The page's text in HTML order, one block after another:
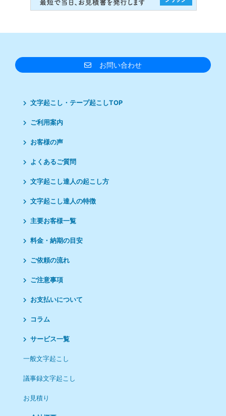
文字起こし・テープ起こしTOP
ご利用案内
お客様の声
よくあるご質問
文字起こし達人の起こし方
文字起こし達人の特徴
主要お客様一覧
料金・納期の目安
ご依頼の流れ
ご注意事項
お支払いについて
コラム
サービス一覧
一般文字起こし
議事録文字起こし
お見積り
お問い合わせ